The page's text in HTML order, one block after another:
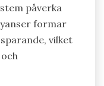
påverka
formar
vilket